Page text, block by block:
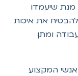
שיעמדו
את איכות
ומתן
המקצוע